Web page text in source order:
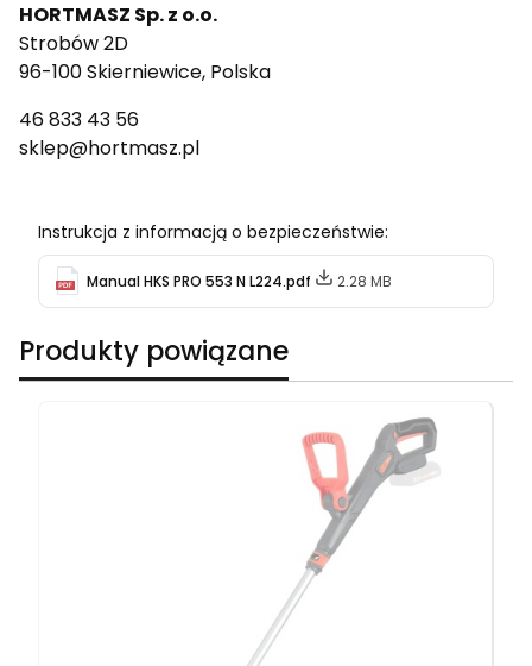
HORTMASZ Sp. z o.o.
Strobów 2D
96-100 Skierniewice, Polska
46 833 43 56
sklep@hortmasz.pl
Instrukcja z informacją o bezpieczeństwie:
Manual HKS PRO 553 N L224.pdf 2.28 MB
Produkty powiązane